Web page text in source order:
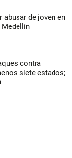
abusar de joven en
contra
siete estados;